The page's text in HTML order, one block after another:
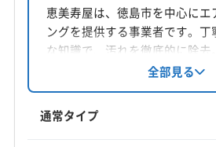
徳島県小松島市
対応地域
三好市 小
美馬市
鳴門市 三好郡東みよし町
勝浦郡上勝町
板野
恵美寿屋は、徳島市を中心にエ
ングを提供する事業者です。丁
な知識で、汚れを徹底的に除去
済みです。基本料金9000円/台
オプションも用意。土日祝日
菌コーティングも提供していま
全部見る
通常タイプ